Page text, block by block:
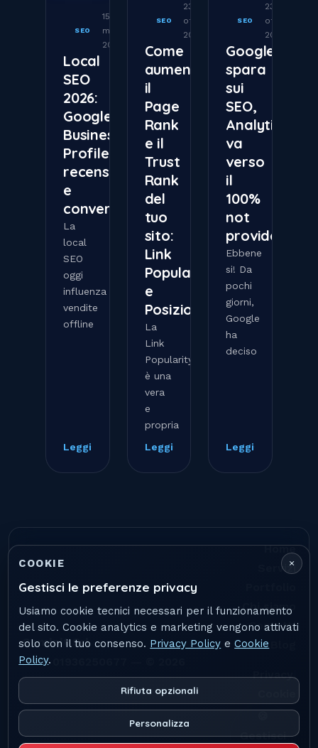
SEO
15
marzo
2026
Local
SEO
2026:
Google
Business
Profile,
recensioni
e
conversioni
La
local
SEO
oggi
influenza
vendite
offline
Leggi
SEO
23
ottobre
2017
Come
aumentare
il
Page
Rank
e il
Trust
Rank
del
tuo
sito:
Link
Popularity
e
Posizionamento
La
Link
Popularity
è una
vera
e
propria
Leggi
SEO
23
ottobre
2017
Google
spara
sui
SEO,
Analytics
va
verso
il
100%
not
provided
Ebbene
si! Da
pochi
giorni,
Google
ha
deciso
Leggi
Geminit Srl
P.IVA 01936250677 — © 2026
Home
Servizi
Chi siamo
Contatti
Privacy|
Gestisci
×
COOKIE
Gestisci le preferenze privacy
Usiamo cookie tecnici necessari per il funzionamento
del sito. Cookie analytics e marketing vengono attivati
solo con il tuo consenso. Privacy Policy eCookie
Policy.
Rifiuta opzionali
Personalizza